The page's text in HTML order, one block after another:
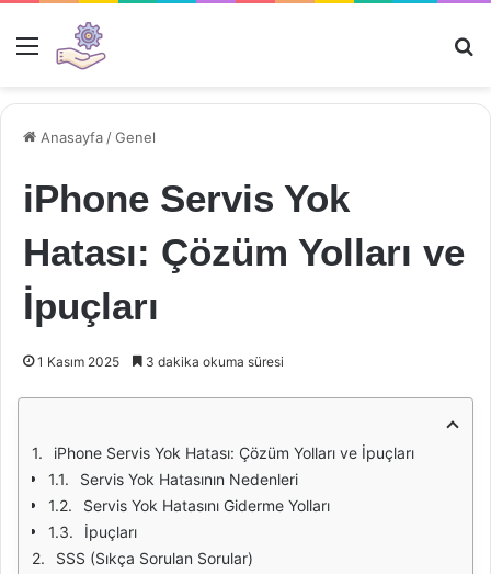
Menü
Anasayfa /Genel
iPhone Servis Yok
Hatası: Çözüm Yolları ve
İpuçları
1 Kasım 2025 3 dakika okuma süresi
iPhone Servis Yok Hatası: Çözüm Yolları ve İpuçları
Servis Yok Hatasının Nedenleri
Servis Yok Hatasını Giderme Yolları
İpuçları
SSS (Sıkça Sorulan Sorular)